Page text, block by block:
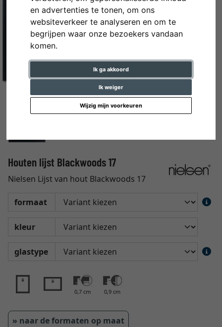
en advertenties te tonen, om ons
websiteverkeer te analyseren en om te
begrijpen waar onze bezoekers vandaan
komen.
Ik ga akkoord
Ik weiger
Wijzig mijn voorkeuren
Houten lijst Blackwoods 17
Nielsen Lijst van hout Blackwoods 17
formaat
kleur
glastype
0,7 cm 0,9 cm
» naar de formaten op maat